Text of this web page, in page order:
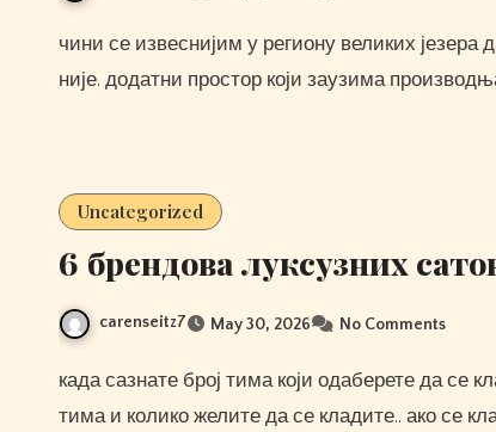
чини се извеснијим у региону великих језера да се за њих мисли, док се за пацифички челик сматра да
није. додатни простор који заузима
Uncategorized
6 брендова луксузних
carenseitz7 May 30, 2026 No Comments
када сазнате број тима који одаберете да се кладите. реците писцу тикета своју опкладу. дајте им број
тима и колико желите да се кладите.. ако се